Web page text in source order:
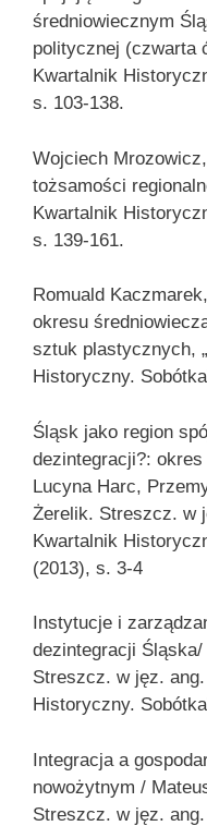
średniowiecznym
politycznej (czwarta
Kwartalnik
s. 103-138.
Wojciech
tożsamości
Kwartalnik
s. 139-161.
Romuald
okresu
sztuk plastycznych,
Historyczny.
Śląsk jako region
dezintegracji?:
Lucyna Harc,
Żerelik. Streszcz. w
Kwartalnik
(2013), s. 3-4
Instytucje i
dezintegracji
Streszcz. w jęz.
Historyczny.
Integracja a
nowożytnym /
Streszcz. w jęz.